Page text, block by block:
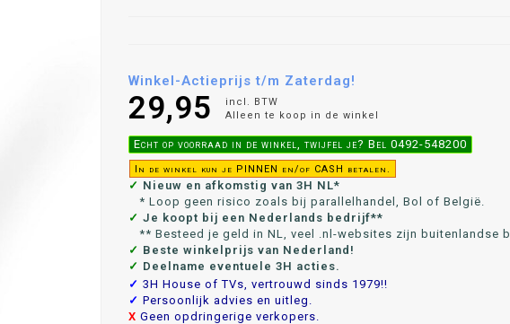
Winkel-Actieprijs t/m Zaterdag!
29,95
incl. BTW
Alleen te koop in de winkel
Echt op voorraad in de winkel, twijfel je? Bel 0492-548200
In de winkel kun je PINNEN en/of CASH betalen.
✓ Nieuw en afkomstig van 3H NL*
* Loop geen risico zoals bij parallelhandel, Bol of België.
✓ Je koopt bij een Nederlands bedrijf**
** Besteed je geld in NL, veel .nl-websites zijn buitenlandse
✓ Beste winkelprijs van Nederland!
✓ Deelname eventuele 3H acties.
✓ 3H House of TVs, vertrouwd sinds 1979!!
✓ Persoonlijk advies en uitleg.
X Geen opdringerige verkopers.